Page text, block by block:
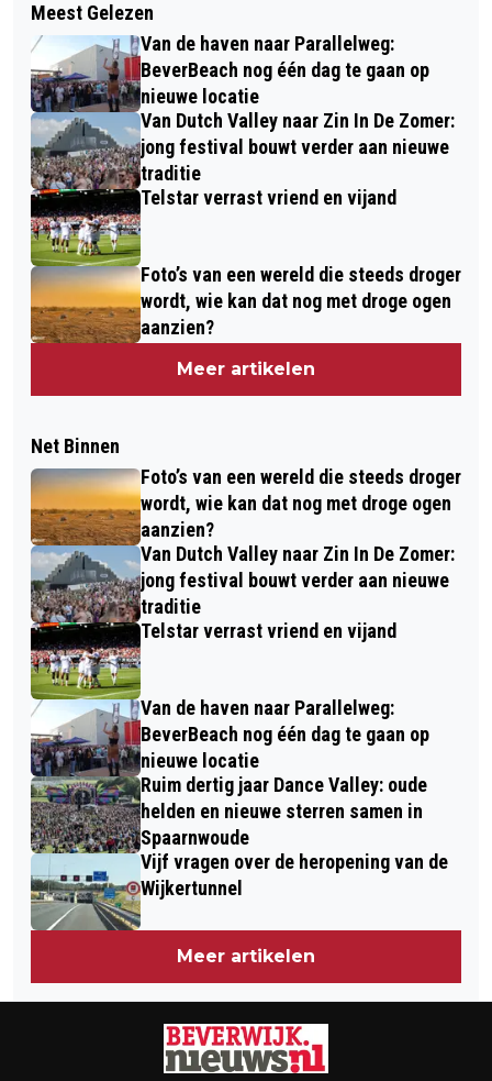
Meest Gelezen
Van de haven naar Parallelweg:
BeverBeach nog één dag te gaan op
nieuwe locatie
Van Dutch Valley naar Zin In De Zomer:
jong festival bouwt verder aan nieuwe
traditie
Telstar verrast vriend en vijand
Foto’s van een wereld die steeds droger
wordt, wie kan dat nog met droge ogen
aanzien?
Meer artikelen
Net Binnen
Foto’s van een wereld die steeds droger
wordt, wie kan dat nog met droge ogen
aanzien?
Van Dutch Valley naar Zin In De Zomer:
jong festival bouwt verder aan nieuwe
traditie
Telstar verrast vriend en vijand
Van de haven naar Parallelweg:
BeverBeach nog één dag te gaan op
nieuwe locatie
Ruim dertig jaar Dance Valley: oude
helden en nieuwe sterren samen in
Spaarnwoude
Vijf vragen over de heropening van de
Wijkertunnel
Meer artikelen